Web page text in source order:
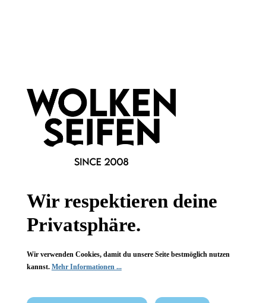
Informationen
Gesetzliche Informationen
Wissenswertes
FAQ
Vertrag widerrufen
* Alle Preise inkl. gesetzl. Mehrwertsteuer zzgl.Versandkosten
Wir respektieren deine
Privatsphäre.
Wir verwenden Cookies, damit du unsere Seite bestmöglich nutzen
kannst. Mehr Informationen ...